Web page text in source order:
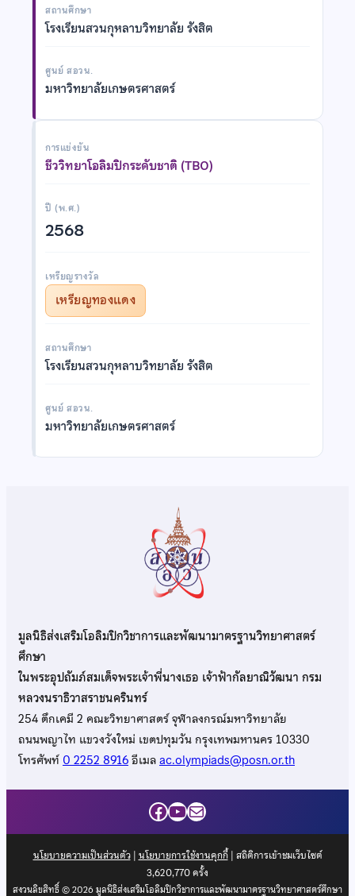
สถานศึกษา
โรงเรียนสวนกุหลาบวิทยาลัย รังสิต
ศูนย์ สอวน.
มหาวิทยาลัยเกษตรศาสตร์
การแข่งขัน
ชีววิทยาโอลิมปิกระดับชาติ (TBO)
ปี (พ.ศ.)
2568
เหรียญรางวัล
เหรียญทองแดง
สถานศึกษา
โรงเรียนสวนกุหลาบวิทยาลัย รังสิต
ศูนย์ สอวน.
มหาวิทยาลัยเกษตรศาสตร์
มูลนิธิส่งเสริมโอลิมปิกวิชาการและพัฒนามาตรฐานวิทยาศาสตร์
ศึกษา
ในพระอุปถัมภ์สมเด็จพระเจ้าพี่นางเธอ เจ้าฟ้ากัลยาณิวัฒนา กรม
หลวงนราธิวาสราชนครินทร์
254 ตึกเคมี 2 คณะวิทยาศาสตร์ จุฬาลงกรณ์มหาวิทยาลัย
ถนนพญาไท แขวงวังใหม่ เขตปทุมวัน กรุงเทพมหานคร 10330
โทรศัพท์0 2252 8916อีเมลac.olympiads@posn.or.th
Facebook
YouTube
Mail
นโยบายความเป็นส่วนตัว| นโยบายการใช้งานคุกกี้| สถิติการเข้าชมเว็บไซต์
3,620,770ครั้ง
สงวนลิขสิทธิ์ © 2026 มูลนิธิส่งเสริมโอลิมปิกวิชาการและพัฒนามาตรฐานวิทยาศาสตร์ศึกษา